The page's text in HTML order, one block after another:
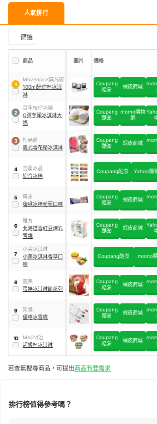
人氣排行
篩選
商品 圖片 價格
1
Movenpick莫凡彼
100ml迷你杯冰淇
淋
Coupang
酷澎
蝦皮商城
2
百年枝仔冰城
Q彈芋頭冰淇淋大
福
Coupang
酷澎
momo購物
網
3
杜老爺
義式雪花酪冰淇淋
Coupang
酷澎
蝦皮商城
4
吉農冰品
綜合冰棒
Coupang酷澎 Yahoo購
5
森永
嗨啾冰棒葡萄口味
Coupang
酷澎
蝦皮商城
6
雅方
北海道雪紅豆煉乳
雪糕
Coupang
酷澎
蝦皮商城
7
小美冰淇淋
小美冰淇淋香草口
味
Coupang酷澎 momo
8
義美
蛋捲冰淇淋筒系列
Coupang
酷澎
蝦皮商城
9
知覺
優格冰雪糕
Coupang
酷澎
蝦皮商城
10
Meiji明治
超級杯冰淇淋
Coupang
酷澎
蝦皮商城
若查無搜尋商品，可提出商品刊登需求
排行榜值得參考嗎？